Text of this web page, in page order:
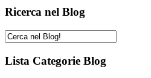
Ricerca nel Blog
Lista Categorie Blog